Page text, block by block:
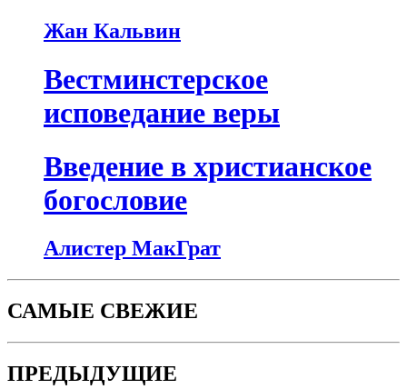
Жан Кальвин
Вестминстерское
исповедание веры
Введение в христианское
богословие
Алистер МакГрат
САМЫЕ СВЕЖИЕ
ПРЕДЫДУЩИЕ